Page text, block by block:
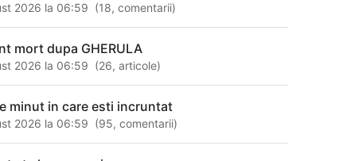
2026 la 06:59 (18,comentarii)
mort dupa GHERULA
2026 la 06:59 (26,articole)
minut in care esti incruntat
2026 la 06:59 (95,comentarii)